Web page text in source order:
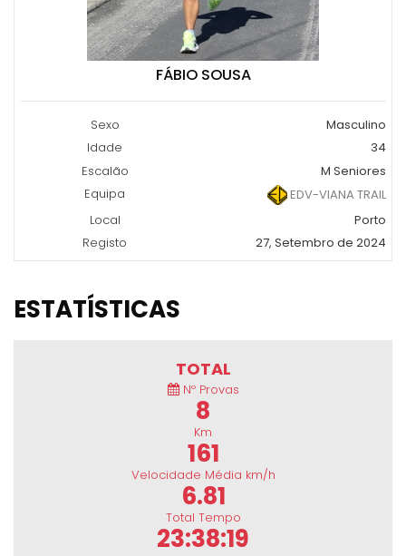
FÁBIO SOUSA
Sexo
Masculino
Idade
34
Escalão
M Seniores
Equipa
EDV-VIANA TRAIL
Local
Porto
Registo
27, Setembro de 2024
ESTATÍSTICAS
TOTAL
Nº Provas
8
Km
161
Velocidade Média km/h
6.81
Total Tempo
23:38:19